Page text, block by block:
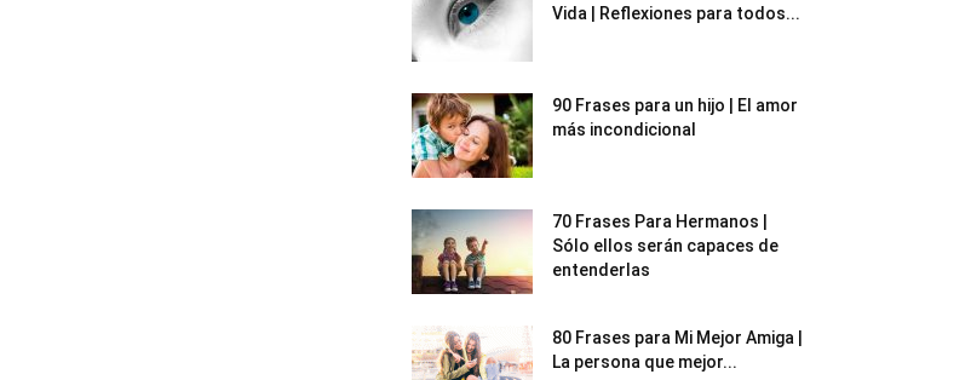
Vida | Reflexiones para todos...
90 Frases para un hijo | El amor
más incondicional
70 Frases Para Hermanos |
Sólo ellos serán capaces de
entenderlas
80 Frases para Mi Mejor Amiga |
La persona que mejor...